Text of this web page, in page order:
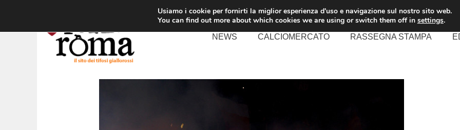
contenuto
NEWS CALCIOMERCATO RASSEGNA STAMPA
Usiamo i cookie per fornirti la miglior esperienza d'uso e navigazione sul nostro sito web.
You can find out more about which cookies we are using or switch them off in settings.